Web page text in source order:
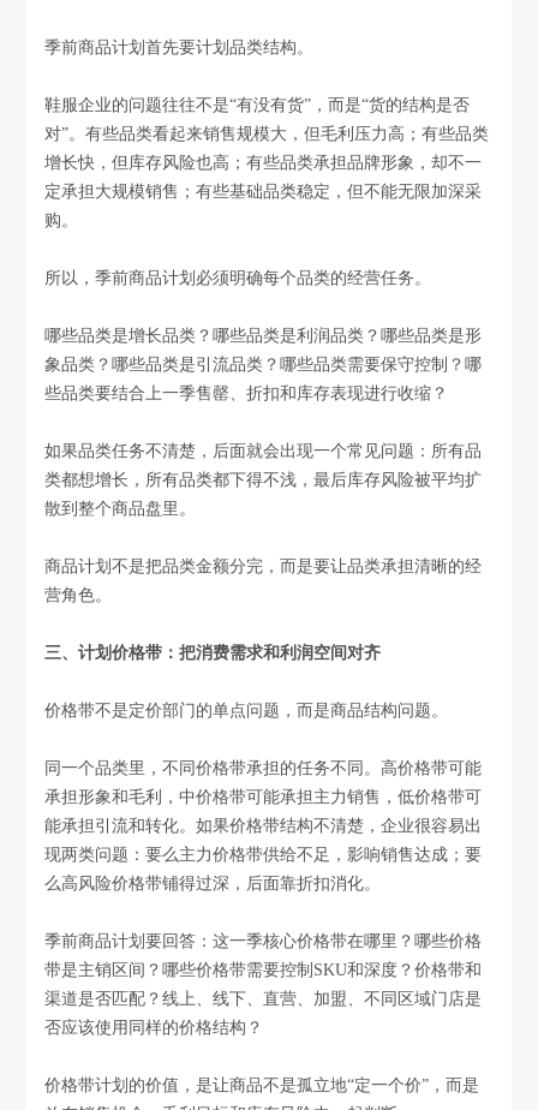
季前商品计划首先要计划品类结构。
鞋服企业的问题往往不是“有没有货”，而是“货的结构是否
对”。有些品类看起来销售规模大，但毛利压力高；有些品类
增长快，但库存风险也高；有些品类承担品牌形象，却不一
定承担大规模销售；有些基础品类稳定，但不能无限加深采
购。
所以，季前商品计划必须明确每个品类的经营任务。
哪些品类是增长品类？哪些品类是利润品类？哪些品类是形
象品类？哪些品类是引流品类？哪些品类需要保守控制？哪
些品类要结合上一季售罄、折扣和库存表现进行收缩？
如果品类任务不清楚，后面就会出现一个常见问题：所有品
类都想增长，所有品类都下得不浅，最后库存风险被平均扩
散到整个商品盘里。
商品计划不是把品类金额分完，而是要让品类承担清晰的经
营角色。
三、计划价格带：把消费需求和利润空间对齐
价格带不是定价部门的单点问题，而是商品结构问题。
同一个品类里，不同价格带承担的任务不同。高价格带可能
承担形象和毛利，中价格带可能承担主力销售，低价格带可
能承担引流和转化。如果价格带结构不清楚，企业很容易出
现两类问题：要么主力价格带供给不足，影响销售达成；要
么高风险价格带铺得过深，后面靠折扣消化。
季前商品计划要回答：这一季核心价格带在哪里？哪些价格
带是主销区间？哪些价格带需要控制SKU和深度？价格带和
渠道是否匹配？线上、线下、直营、加盟、不同区域门店是
否应该使用同样的价格结构？
价格带计划的价值，是让商品不是孤立地“定一个价”，而是